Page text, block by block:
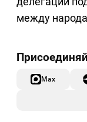
между
Max